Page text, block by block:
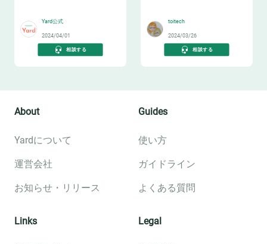
Yard公式
2024/04/01
相談する
toitech
2024/03/26
相談する
About
Yardについて
運営会社
お知らせ・リリース
Guides
使い方
ガイドライン
よくある質問
Links Legal